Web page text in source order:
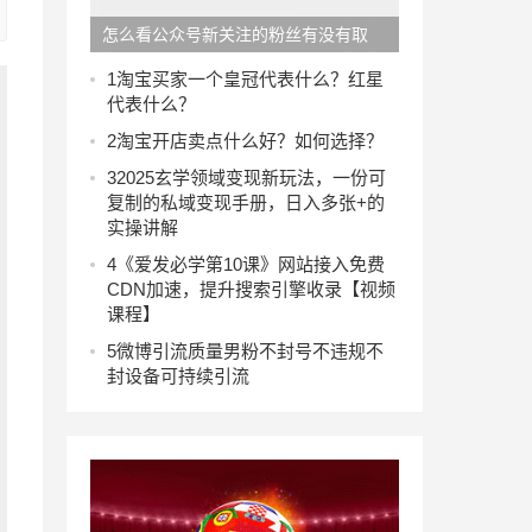
怎么看公众号新关注的粉丝有没有取
关？怎么提高粉丝留存率？
1淘宝买家一个皇冠代表什么？红星
代表什么？
2淘宝开店卖点什么好？如何选择？
32025玄学领域变现新玩法，一份可
复制的私域变现手册，日入多张+的
实操讲解
4 《爱发必学第10课》网站接入免费
CDN加速，提升搜索引擎收录【视频
课程】
5微博引流质量男粉不封号不违规不
封设备可持续引流